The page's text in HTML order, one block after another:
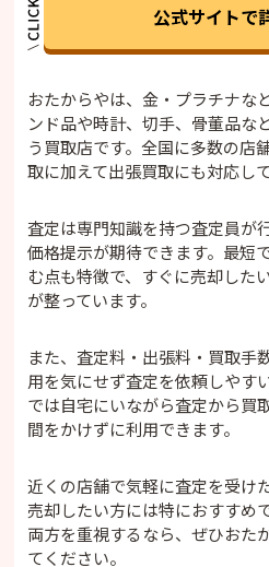
公式サイトで
おたからやは、金・プラチナな
ンド品や時計、切手、骨董品な
う買取店です。全国に多数の店
取に加えて出張買取にも対応し
査定は専門知識を持つ査定員が
価格提示が期待できます。最短
む点も特徴で、すぐに売却した
が整っています。
また、査定料・出張料・買取手
用を気にせず査定を依頼しやす
では自宅にいながら査定から買
間をかけずに利用できます。
近くの店舗で気軽に査定を受け
売却したい方には特におすすめ
両方を重視するなら、ぜひおた
てください。